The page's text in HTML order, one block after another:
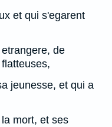
et qui s'egarent
de
jeunesse, et qui a
mort, et ses